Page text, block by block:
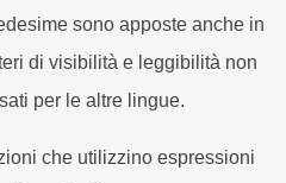
sono apposte anche in
di visibilità e leggibilità non
per le altre lingue.
che utilizzino espressioni